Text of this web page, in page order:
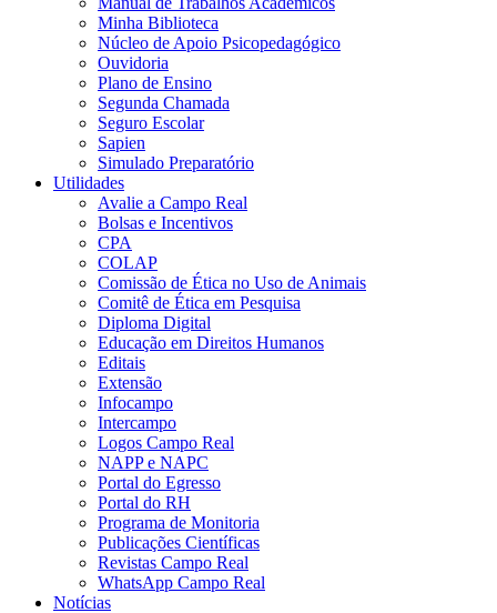
Minha Biblioteca
Núcleo de Apoio Psicopedagógico
Ouvidoria
Plano de Ensino
Segunda Chamada
Seguro Escolar
Sapien
Simulado Preparatório
Utilidades
Avalie a Campo Real
Bolsas e Incentivos
CPA
COLAP
Comissão de Ética no Uso de Animais
Comitê de Ética em Pesquisa
Diploma Digital
Educação em Direitos Humanos
Editais
Extensão
Infocampo
Intercampo
Logos Campo Real
NAPP e NAPC
Portal do Egresso
Portal do RH
Programa de Monitoria
Publicações Científicas
Revistas Campo Real
WhatsApp Campo Real
Notícias